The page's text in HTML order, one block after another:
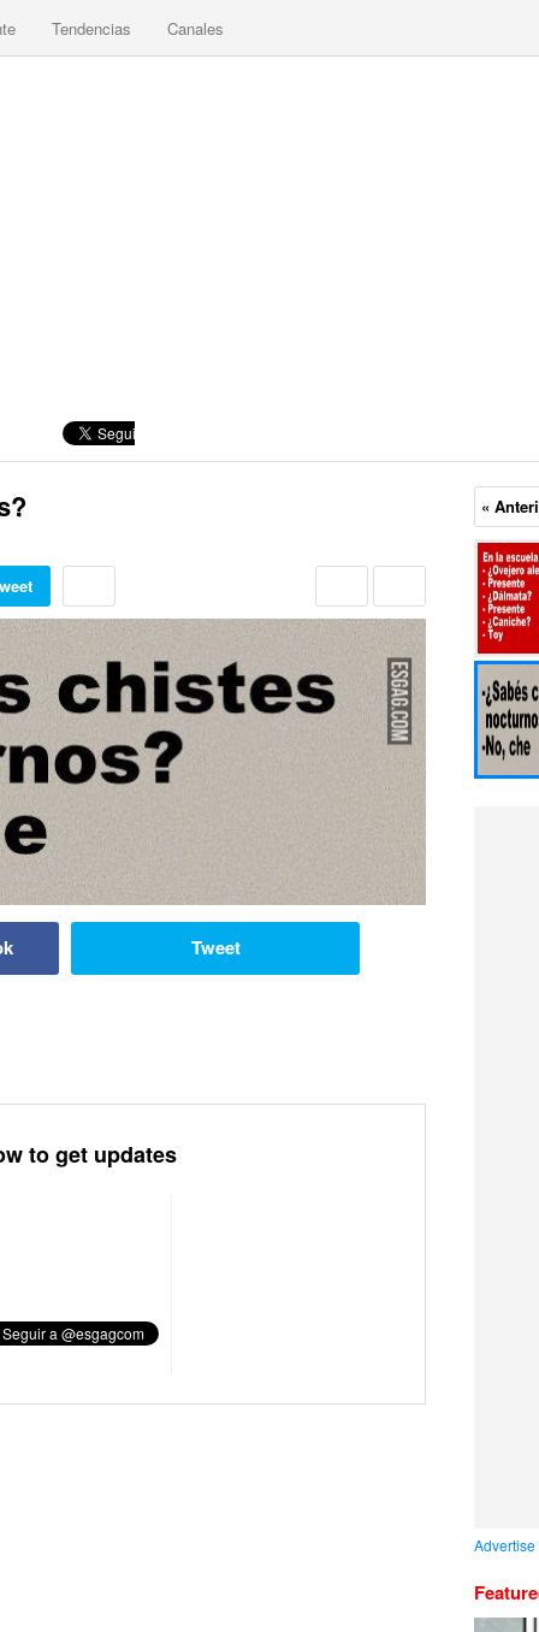
Tendencias Canales
Tweet
to get updates
«